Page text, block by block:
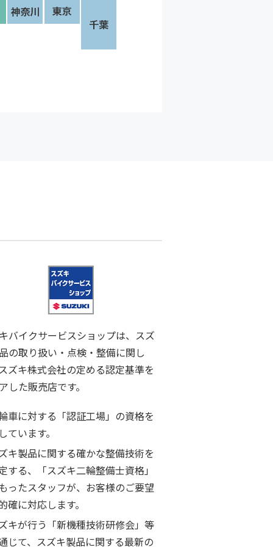
バイクサービスショップは、スズ
の取り扱い・点検・整備に関し
ズキ株式会社の定める認定基準を
した販売店です。
車に対する「認証工場」の資格を
ています。
キ製品に関する確かな整備技術を
する、「スズキ二輪整備士資格」
ったスタッフが、お客様のご要望
確に対応します。
キが行う「新機種技術研修会」等
じて、スズキ製品に関する最新の